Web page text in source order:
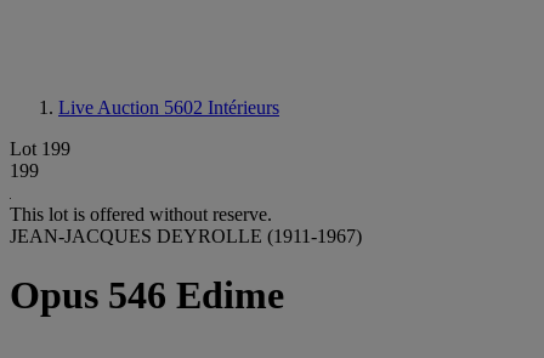
Live Auction 5602 Intérieurs
Lot 199
199
This lot is offered without reserve.
JEAN-JACQUES DEYROLLE (1911-1967)
Opus 546 Edime